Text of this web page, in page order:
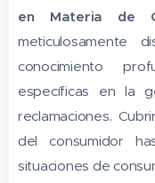
en Materia de
meticulosamente
conocimiento
específicas en la
reclamaciones.
del consumidor
situaciones de